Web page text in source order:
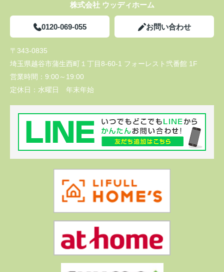
株式会社 ウッディホーム
0120-069-055 お問い合わせ
〒343-0835
埼玉県越谷市蒲生西町１丁目8-60-1 フォーレスト弐番館 1F
営業時間： 9:00～19:00
定休日： 水曜日 年末年始